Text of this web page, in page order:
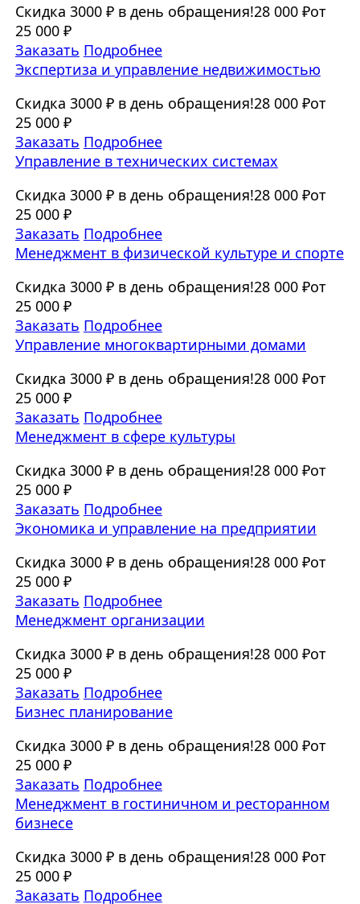
Скидка 3000 ₽ в день обращения!28 000 ₽от
25 000 ₽
Заказать Подробнее
Экспертиза и управление недвижимостью
Скидка 3000 ₽ в день обращения!28 000 ₽от
25 000 ₽
Заказать Подробнее
Управление в технических системах
Скидка 3000 ₽ в день обращения!28 000 ₽от
25 000 ₽
Заказать Подробнее
Менеджмент в физической культуре и спорте
Скидка 3000 ₽ в день обращения!28 000 ₽от
25 000 ₽
Заказать Подробнее
Управление многоквартирными домами
Скидка 3000 ₽ в день обращения!28 000 ₽от
25 000 ₽
Заказать Подробнее
Менеджмент в сфере культуры
Скидка 3000 ₽ в день обращения!28 000 ₽от
25 000 ₽
Заказать Подробнее
Экономика и управление на предприятии
Скидка 3000 ₽ в день обращения!28 000 ₽от
25 000 ₽
Заказать Подробнее
Менеджмент организации
Скидка 3000 ₽ в день обращения!28 000 ₽от
25 000 ₽
Заказать Подробнее
Бизнес планирование
Скидка 3000 ₽ в день обращения!28 000 ₽от
25 000 ₽
Заказать Подробнее
Менеджмент в гостиничном и ресторанном
бизнесе
Скидка 3000 ₽ в день обращения!28 000 ₽от
25 000 ₽
Заказать Подробнее